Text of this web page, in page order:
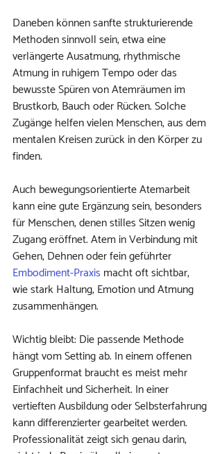
Daneben können sanfte strukturierende
Methoden sinnvoll sein, etwa eine
verlängerte Ausatmung, rhythmische
Atmung in ruhigem Tempo oder das
bewusste Spüren von Atemräumen im
Brustkorb, Bauch oder Rücken. Solche
Zugänge helfen vielen Menschen, aus dem
mentalen Kreisen zurück in den Körper zu
finden.
Auch bewegungsorientierte Atemarbeit
kann eine gute Ergänzung sein, besonders
für Menschen, denen stilles Sitzen wenig
Zugang eröffnet. Atem in Verbindung mit
Gehen, Dehnen oder fein geführter
Embodiment-Praxis macht oft sichtbar,
wie stark Haltung, Emotion und Atmung
zusammenhängen.
Wichtig bleibt: Die passende Methode
hängt vom Setting ab. In einem offenen
Gruppenformat braucht es meist mehr
Einfachheit und Sicherheit. In einer
vertieften Ausbildung oder Selbsterfahrung
kann differenzierter gearbeitet werden.
Professionalität zeigt sich genau darin,